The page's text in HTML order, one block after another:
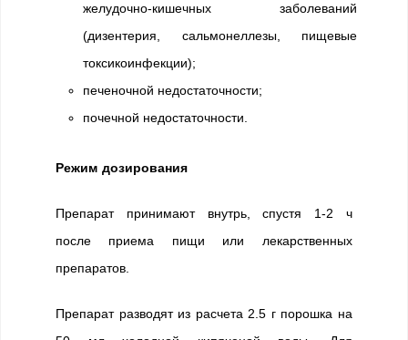
желудочно-кишечных заболеваний
(дизентерия, сальмонеллезы, пищевые
токсикоинфекции);
печеночной недостаточности;
почечной недостаточности.
Режим дозирования
Препарат принимают внутрь, спустя 1-2 ч
после приема пищи или лекарственных
препаратов.
Препарат разводят из расчета 2.5 г порошка на